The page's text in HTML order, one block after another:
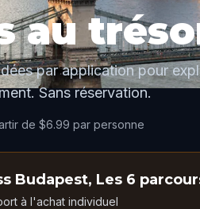
au
par application pour
Sans réservation.
de $6.99 par personne
Budapest, Les 6
à l'achat individuel